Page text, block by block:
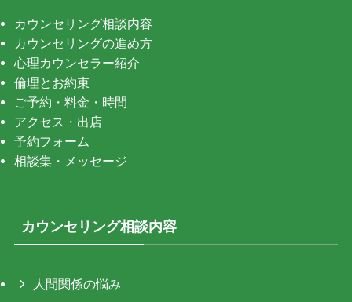
カウンセリング相談内容
カウンセリングの進め方
心理カウンセラー紹介
倫理とお約束
ご予約・料金・時間
アクセス・出店
予約フォーム
相談集・メッセージ
カウンセリング相談内容
人間関係の悩み